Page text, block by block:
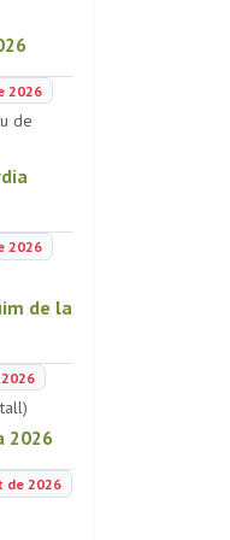
2026
de
2026
de la
2026
de 2026